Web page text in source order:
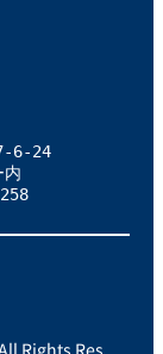
6-24
内